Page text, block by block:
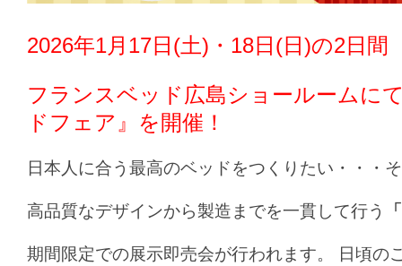
2026年1月17日(土)・18日(日)の2日間
フランスベッド広島ショールームに
ドフェア』を開催！
日本人に合う最高のベッドをつくりたい・・・
高品質なデザインから製造までを一貫して行う
期間限定での展示即売会が行われます。 日頃の